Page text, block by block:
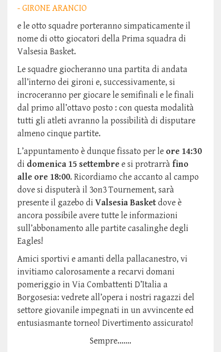
- GIRONE ARANCIO
e le otto squadre porteranno simpaticamente il
nome di otto giocatori della Prima squadra di
Valsesia Basket.
Le squadre giocheranno una partita di andata
all’interno dei gironi e, successivamente, si
incroceranno per giocare le semifinali e le finali
dal primo all’ottavo posto : con questa modalità
tutti gli atleti avranno la possibilità di disputare
almeno cinque partite.
L’appuntamento è dunque fissato per le ore 14:30
di domenica 15 settembree si protrarrà fino
alle ore 18:00. Ricordiamo che accanto al campo
dove si disputerà il 3on3 Tournement, sarà
presente il gazebo di Valsesia Basketdove è
ancora possibile avere tutte le informazioni
sull’abbonamento alle partite casalinghe degli
Eagles!
Amici sportivi e amanti della pallacanestro, vi
invitiamo calorosamente a recarvi domani
pomeriggio in Via Combattenti D’Italia a
Borgosesia: vedrete all’opera i nostri ragazzi del
settore giovanile impegnati in un avvincente ed
entusiasmante torneo! Divertimento assicurato!
Sempre.......